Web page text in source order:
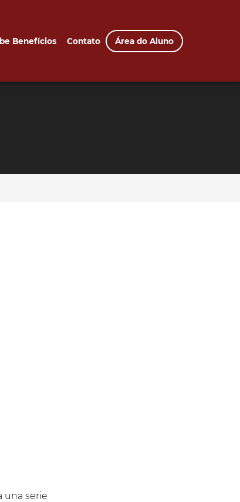
Benefícios Contato Área do Aluno
una serie